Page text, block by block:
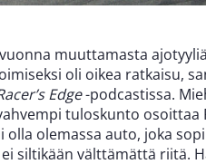
muuttamasta
oli oikea ratkaisu,
Edge-podcastissa.
tuloskunto osoittaa
olla olemassa auto, joka
siltikään välttämättä riitä.